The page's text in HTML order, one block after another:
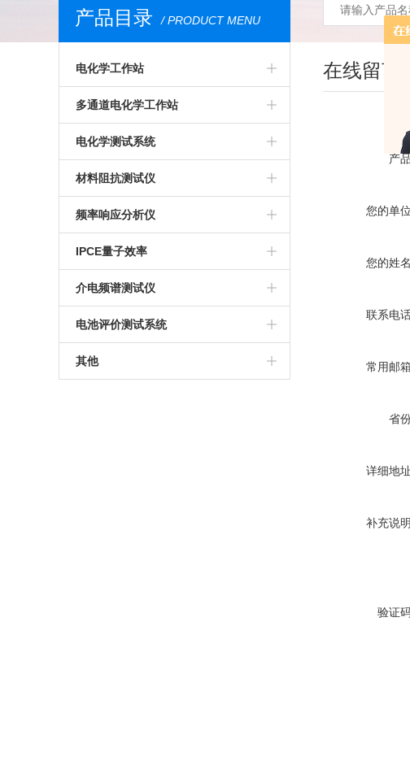
产品目录 / PRODUCT MENU
电化学工作站
多通道电化学工作站
高精度电化学工作站
多功能电化学工作站
进口电化学工作站
美国普林斯顿电化学工作站
英国输力强电化学工作站
多通道电化学工作站
美国普林斯顿多通道电化学工作站
英国输力强多通道电化学工作站
电化学测试系统
多通道电化学测试系统
光电化学测试系统
多功能电化学测试系统
微区电化学测试系统
微区扫描电化学工作站
材料阻抗测试仪
高精度交流阻抗测试系统
生物阻抗特性测试系统
电化学交流阻抗测试系统
频率响应分析仪
IPCE量子效率
介电频谱测试仪
电池评价测试系统
其他
在线留言
产
您的单位
您的姓名
联系电话
常用邮箱
省
详细地址
补充说明
验证